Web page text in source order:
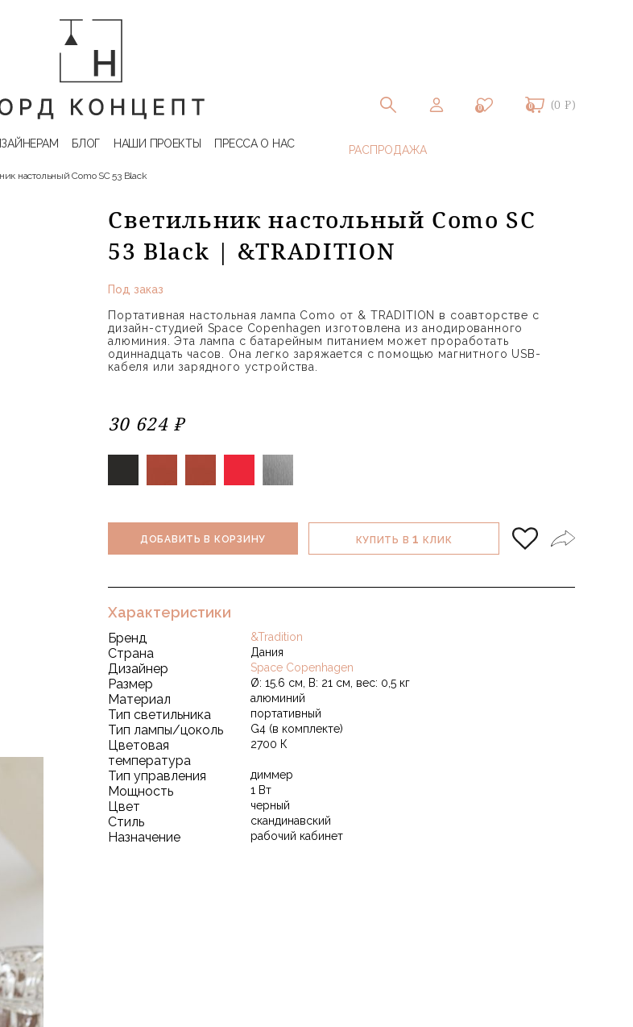
0 0 (0 ₽)
БЛОГ НАШИ ПРОЕКТЫ ПРЕССА О НАС
настольный Como SC 53 Black
Светильник настольный Como SC
53 Black | &TRADITION
Под заказ
Портативная настольная лампа Como от & TRADITION в соавторстве с
дизайн-студией Space Copenhagen изготовлена из анодированного
алюминия. Эта лампа с батарейным питанием может проработать
одиннадцать часов. Она легко заряжается с помощью магнитного USB-
кабеля или зарядного устройства.
30 624 ₽
ДОБАВИТЬ В КОРЗИНУ КУПИТЬ В1 КЛИК
Характеристики
Бренд &Tradition
Страна Дания
Дизайнер Space Copenhagen
Размер Ø: 15.6 см, В: 21 см, вес: 0,5 кг
Материал алюминий
Тип светильника портативный
Тип лампы/цоколь G4 (в комплекте)
Цветовая
температура
2700 К
Тип управления диммер
Мощность 1 Вт
Цвет черный
Стиль скандинавский
Назначение рабочий кабинет